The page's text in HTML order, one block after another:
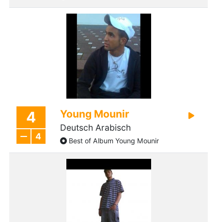
4
4
Young Mounir
Deutsch Arabisch
Best of Album Young Mounir